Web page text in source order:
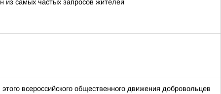
самых частых запросов жителей
всероссийского общественного движения добровольцев